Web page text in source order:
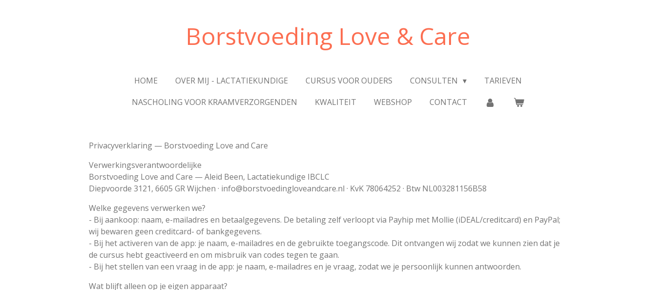
Borstvoeding Love & Care
HOME OVER MIJ - LACTATIEKUNDIGE CURSUS VOOR OUDERS CONSULTEN
TARIEVEN
NASCHOLING VOOR KRAAMVERZORGENDEN
KWALITEIT WEBSHOP CONTACT
Privacyverklaring — Borstvoeding Love and Care
Verwerkingsverantwoordelijke
Borstvoeding Love and Care — Aleid Been, Lactatiekundige IBCLC
Diepvoorde 3121, 6605 GR Wijchen · info@borstvoedingloveandcare.nl · KvK 78064252 · Btw NL003281156B58
Welke gegevens verwerken we?
- Bij aankoop: naam, e-mailadres en betaalgegevens. De betaling zelf verloopt via Payhip met Mollie (iDEAL/creditcard) en PayPal;
wij bewaren geen creditcard- of bankgegevens.
- Bij het activeren van de app: je naam, e-mailadres en de gebruikte toegangscode. Dit ontvangen wij zodat we kunnen zien dat je
de cursus hebt geactiveerd en om misbruik van codes tegen te gaan.
- Bij het stellen van een vraag in de app: je naam, e-mailadres en je vraag, zodat we je persoonlijk kunnen antwoorden.
Wat blijft alleen op je eigen apparaat?